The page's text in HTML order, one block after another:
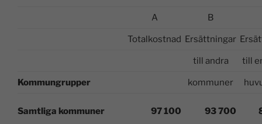
A B
Totalkostnad Ersättningar
till andra till
Kommungrupper kommuner
Samtliga kommuner 97 100 93 700